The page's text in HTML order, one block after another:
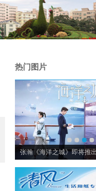
热门图片
张瀚《海洋之城》即将推